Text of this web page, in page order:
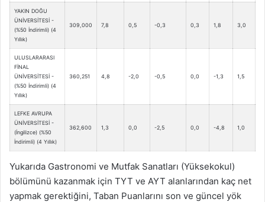
YAKIN DOĞU
ÜNİVERSİTESİ -
(%50 İndirimli) (4
Yıllık)
309,000 7,8 0,5 -0,3 0,3 1,8 3,0
ULUSLARARASI
FİNAL
ÜNİVERSİTESİ -
(%50 İndirimli) (4
Yıllık)
360,251 4,8 -2,0 -0,5 0,0 -1,3 1,5
LEFKE AVRUPA
ÜNİVERSİTESİ -
(İngilizce) (%50
İndirimli) (4 Yıllık)
362,600 1,3 0,0 -2,5 0,0 -4,8 1,0
Yukarıda Gastronomi ve Mutfak Sanatları (Yüksekokul)
bölümünü kazanmak için TYT ve AYT alanlarından kaç net
yapmak gerektiğini, Taban Puanlarını son ve güncel yök